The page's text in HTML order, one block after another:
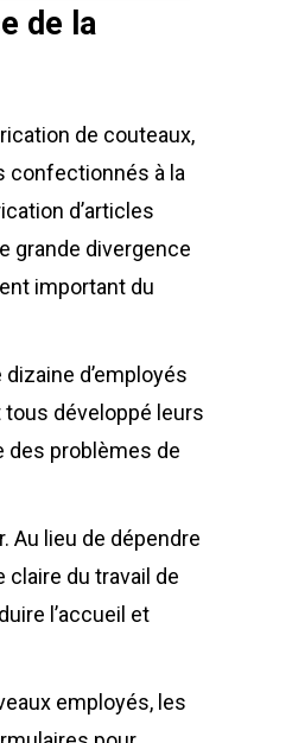
de la
de couteaux,
confectionnés à la
d’articles
grande divergence
important du
d’employés
tous développé leurs
des problèmes de
Au lieu de dépendre
du travail de
l’accueil et
employés, les